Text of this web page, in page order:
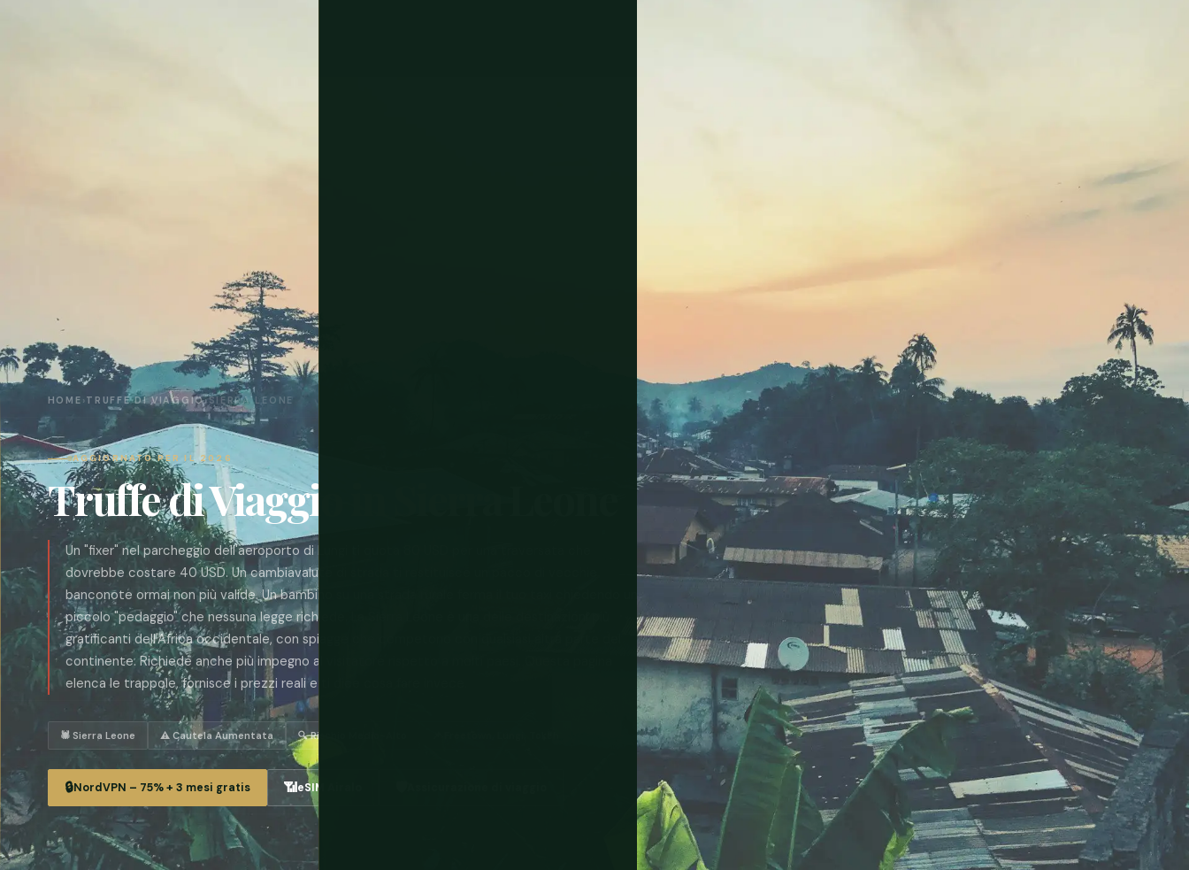
HOME › TRUFFE DI VIAGGIO›SIERRA LEONE
AGGIORNATO PER IL 2026
Truffe di Viaggio in Sierra Leone
Un "fixer" nel parcheggio dell'aeroporto di Lungi ti quota 80 USD per una traversata che
dovrebbe costare 40 USD. Un cambiavalute di strada ti restituisce un pacco di vecchie
banconote ormai non più valide. Un bambino su una strada rurale ferma il tuo taxi chiedendo un
piccolo "pedaggio" che nessuna legge richiede. La Sierra Leone è una delle destinazioni più
gratificanti dell'Africa occidentale, con spiagge che competono con qualsiasi altra parte del
continente. Richiede anche più impegno al visitatore rispetto a molti paesi. Questa pagina
elenca le trappole, fornisce i prezzi reali e ti dice cosa fare invece.
🕷 Sierra Leone ⚠️ Cautela Aumentata 🔍 Rischio Medio-Alto
🔒NordVPN – 75% + 3 mesi gratis 📶eSIM Airalo